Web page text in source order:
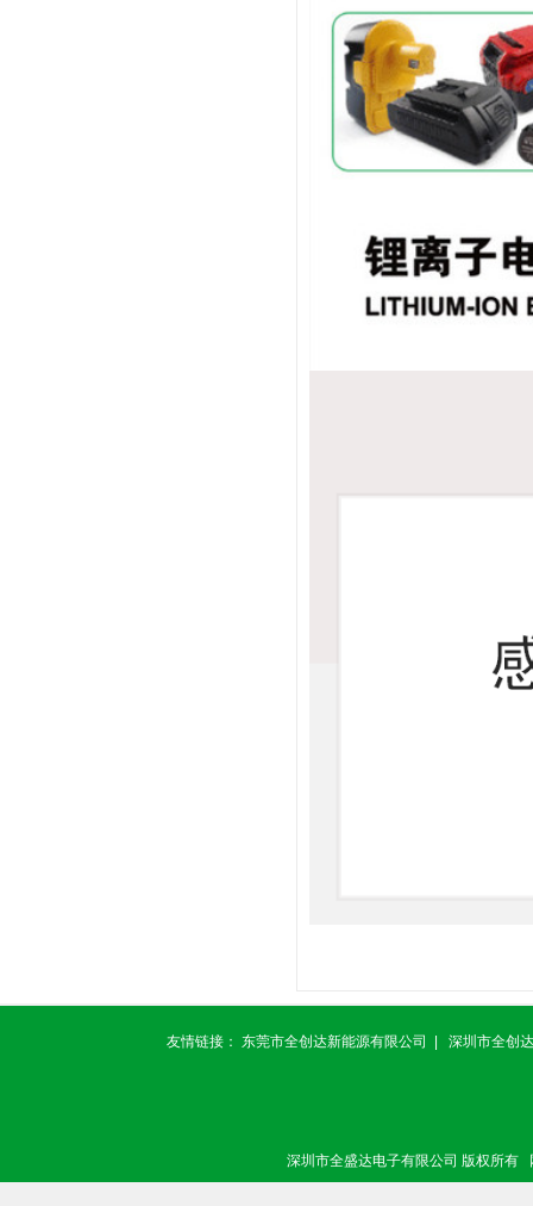
友情链接： 东莞市全创达新能源有限公司 深圳市全创
深圳市全盛达电子有限公司 版权所有